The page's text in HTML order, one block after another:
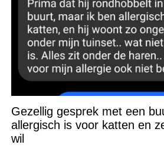
Gezellig gesprek met een
allergisch is voor katten en
wil